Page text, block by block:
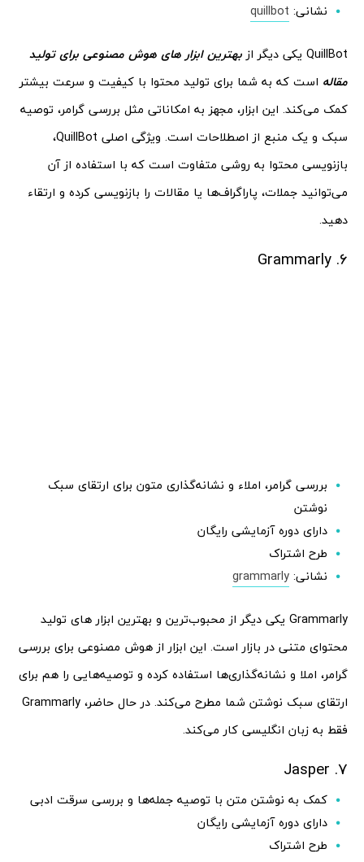
نشانی: quillbot
QuillBot یکی دیگر از
بهترین ابزار های هوش مصنوعی برای تولید
مقاله است که به شما برای تولید محتوا با کیفیت و سرعت بیشتر
کمک می‌کند. این ابزار، مجهز به امکاناتی مثل بررسی گرامر، توصیه
سبک و یک منبع از اصطلاحات است. ویژگی اصلی QuillBot،
بازنویسی محتوا به روشی متفاوت است که با استفاده از آن
می‌توانید جملات، پاراگراف‌ها یا مقالات را بازنویسی کرده و ارتقاء
دهید.
6. Grammarly
بررسی گرامر، املاء و نشانه‌گذاری متون برای ارتقای سبک
نوشتن
دارای دوره آزمایشی رایگان
طرح اشتراک
نشانی: grammarly
Grammarly یکی دیگر از محبوب‌ترین و بهترین ابزار های تولید
محتوای متنی در بازار است. این ابزار از هوش مصنوعی برای بررسی
گرامر، املا و نشانه‌گذاری‌ها استفاده کرده و توصیه‌هایی را هم برای
ارتقای سبک نوشتن شما مطرح می‌کند. در حال حاضر، Grammarly
فقط به زبان انگلیسی کار می‌کند.
7. Jasper
کمک به نوشتن متن با توصیه جمله‌ها و بررسی سرقت ادبی
دارای دوره آزمایشی رایگان
طرح اشتراک